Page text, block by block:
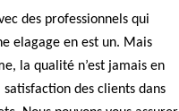
des professionnels qui
elagage en est un. Mais
la qualité n’est jamais en
des clients dans